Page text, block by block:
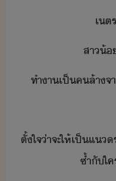
เต
สา้
ทำา​เป็​ค​ล้าจ
ตั้ใจ​่า​จะ​ให้​เป็แ
ซ้ำ​ั​ใ